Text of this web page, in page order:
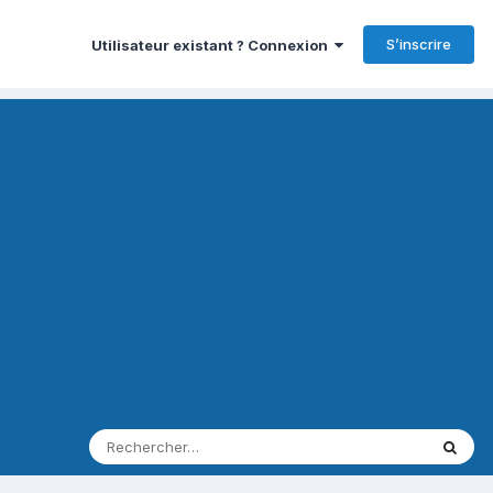
Utilisateur existant ? Connexion S’inscrire